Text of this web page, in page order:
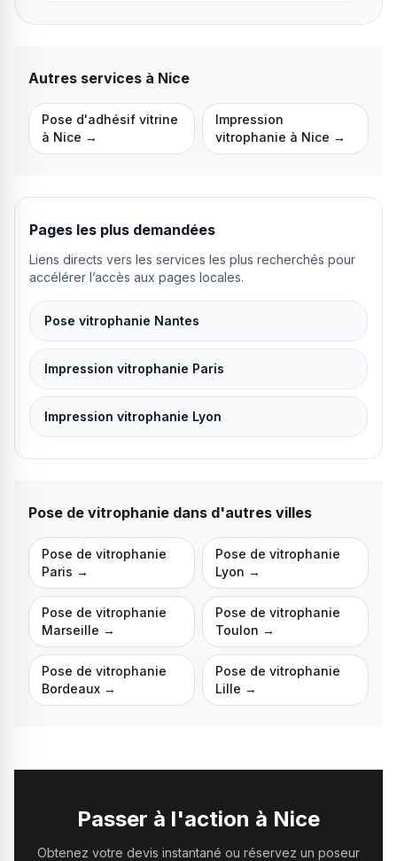
Autres services à Nice
Pose d'adhésif vitrine
à Nice →
Impression
vitrophanie à Nice →
Pages les plus demandées
Liens directs vers les services les plus recherchés pour
accélérer l’accès aux pages locales.
Pose vitrophanie Nantes
Impression vitrophanie Paris
Impression vitrophanie Lyon
Pose de vitrophanie dans d'autres villes
Pose de vitrophanie
Paris →
Pose de vitrophanie
Lyon →
Pose de vitrophanie
Marseille →
Pose de vitrophanie
Toulon →
Pose de vitrophanie
Bordeaux →
Pose de vitrophanie
Lille →
Passer à l'action à Nice
Obtenez votre devis instantané ou réservez un poseur